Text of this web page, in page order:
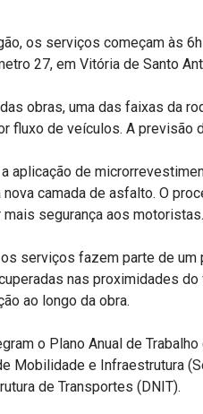
os serviços começam às
27, em Vitória de Santo
obras, uma das faixas da
fluxo de veículos. A previsão
aplicação de
camada de asfalto. O
segurança aos motoristas.
os serviços fazem parte de
nas proximidades
ao longo da obra.
o Plano Anual de
Mobilidade e Infraestrutura
de Transportes (DNIT).